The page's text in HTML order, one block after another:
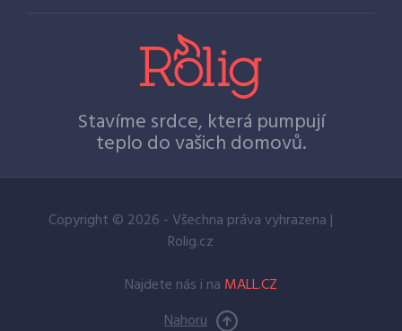
Stavíme srdce, která pumpují
teplo do vašich domovů.
Copyright © 2026 - Všechna práva vyhrazena |
Rolig.cz
Najdete nás i na MALL.CZ
Nahoru